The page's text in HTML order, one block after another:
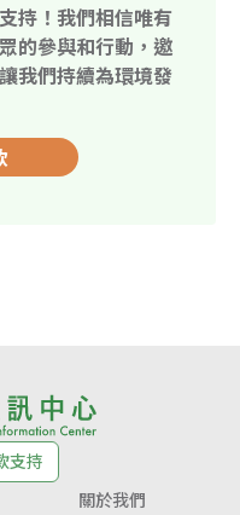
持！我們相信唯有
的參與和行動，邀
我們持續為環境發
支持
關於我們